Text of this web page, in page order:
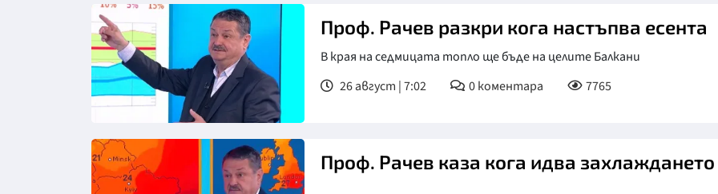
Проф. Рачев разкри кога настъпва есента
В края на седмицата топло ще бъде на целите Балкани
26 август | 7:02
0коментара 7765
Проф. Рачев каза кога идва захлаждането